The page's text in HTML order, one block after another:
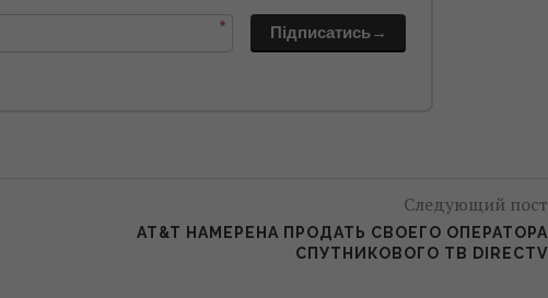
* Підписатись→
Следующий пост
AT&T НАМЕРЕНА ПРОДАТЬ СВОЕГО ОПЕРАТОРА
СПУТНИКОВОГО ТВ DIRECTV